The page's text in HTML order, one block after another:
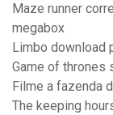
Maze runner
megabox
Limbo download
Game of thrones
Filme a fazenda
The keeping